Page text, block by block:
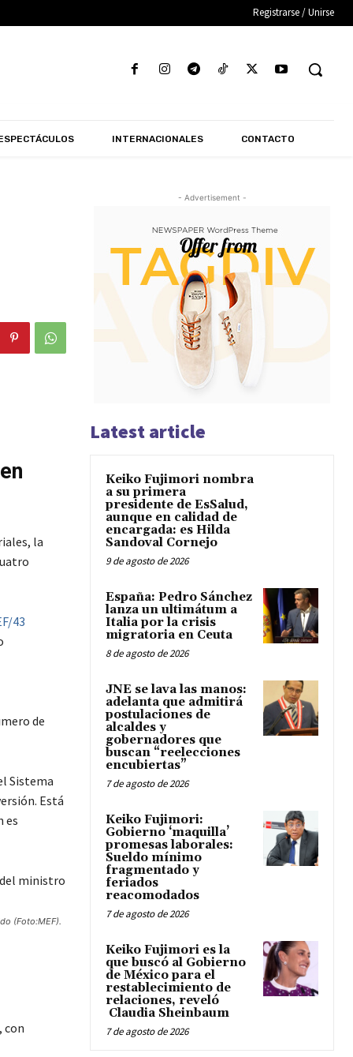
Registrarse / Unirse
INTERNACIONALES CONTACTO
la
43
de
Sistema
Está
es
(Foto:MEF).
con
- Advertisement -
Latest article
Keiko Fujimori nombra
a su primera
presidente de EsSalud,
aunque en calidad de
encargada: es Hilda
Sandoval Cornejo
9 de agosto de 2026
España: Pedro Sánchez
lanza un ultimátum a
Italia por la crisis
migratoria en Ceuta
8 de agosto de 2026
JNE se lava las manos:
adelanta que admitirá
postulaciones de
alcaldes y
gobernadores que
buscan “reelecciones
encubiertas”
7 de agosto de 2026
Keiko Fujimori:
Gobierno ‘maquilla’
promesas laborales:
Sueldo mínimo
fragmentado y
feriados
reacomodados
7 de agosto de 2026
Keiko Fujimori es la
que buscó al Gobierno
de México para el
restablecimiento de
relaciones, reveló
Claudia Sheinbaum
7 de agosto de 2026